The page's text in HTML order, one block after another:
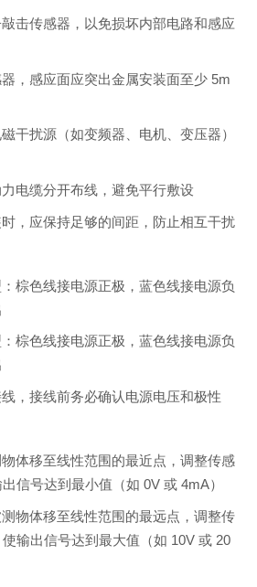
击传感器，以免损坏内部电路和感应
，感应面应突出金属安装面至少 5m
干扰源（如变频器、电机、变压器）
电缆分开布线，避免平行敷设
，应保持足够的间距，防止相互干扰
棕色线接电源正极，蓝色线接电源负
棕色线接电源正极，蓝色线接电源负
，接线前务必确认电源电压和极性
体移至线性范围的最近点，调整传感
信号达到最小值（如 0V 或 4mA）
物体移至线性范围的最远点，调整传
输出信号达到最大值（如 10V 或 20